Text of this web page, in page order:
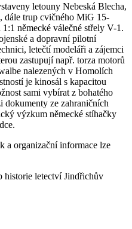
letouny Nebeská Blecha,
trup cvičného MiG 15-
německé válečné střely V-1.
a dopravní pilotní
letečtí modeláři a zájemci
zastupují např. torza motorů
nalezených v Homolích
je kinosál s kapacitou
sami vybírat z bohatého
ze zahraničních
výzkum německé stíhačky
a organizační informace lze
letectví Jindřichův